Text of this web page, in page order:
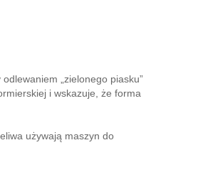
„zielonego piasku”
i wskazuje, że forma
używają maszyn do